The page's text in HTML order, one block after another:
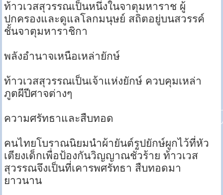
ท้าวเวสสุวรรณเป็นหนึ่งในจาตุมหาราช ผู้
ปกครองและดูแลโลกมนุษย์ สถิตอยู่บนสวรรค์
ชั้นจาตุมหาราชิกา
พลังอำนาจเหนือเหล่ายักษ์
ท้าวเวสสุวรรณเป็นเจ้าแห่งยักษ์ ควบคุมเหล่า
ภูตผีปีศาจต่างๆ
ความศรัทธาและสืบทอด
คนไทยโบราณนิยมนำผ้ายันต์รูปยักษ์ผูกไว้ที่หัว
เตียงเด็กเพื่อป้องกันวิญญาณชั่วร้าย ท้าวเวส
สุวรรณจึงเป็นที่เคารพศรัทธา สืบทอดมา
ยาวนาน